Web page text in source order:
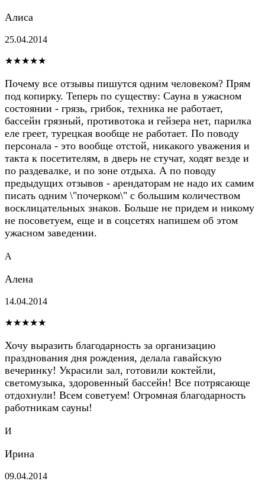
Алиса
25.04.2014
★★★★★
Почему все отзывы пишутся одним человеком? Прям
под копирку. Теперь по существу: Сауна в ужасном
состоянии - грязь, грибок, техника не работает,
бассейн грязный, противотока и гейзера нет, парилка
еле греет, турецкая вообще не работает. По поводу
персонала - это вообще отстой, никакого уважения и
такта к посетителям, в дверь не стучат, ходят везде и
по раздевалке, и по зоне отдыха. А по поводу
предыдущих отзывов - арендаторам не надо их самим
писать одним \"почерком\" с большим количеством
восклицательных знаков. Больше не придем и никому
не посоветуем, еще и в соцсетях напишем об этом
ужасном заведении.
А
Алена
14.04.2014
★★★★★
Хочу выразить благодарность за организацию
празднования дня рождения, делала гавайскую
вечеринку! Украсили зал, готовили коктейли,
светомузыка, здоровенный бассейн! Все потрясающе
отдохнули! Всем советуем! Огромная благодарность
работникам сауны!
И
Ирина
09.04.2014